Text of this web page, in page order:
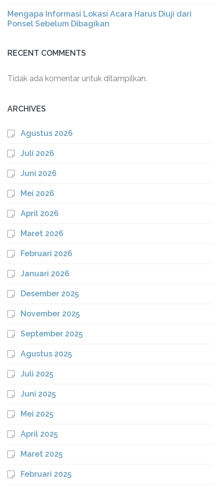
Mengapa Informasi Lokasi Acara Harus Diuji dari
Ponsel Sebelum Dibagikan
RECENT COMMENTS
Tidak ada komentar untuk ditampilkan.
ARCHIVES
Agustus 2026
Juli 2026
Juni 2026
Mei 2026
April 2026
Maret 2026
Februari 2026
Januari 2026
Desember 2025
November 2025
September 2025
Agustus 2025
Juli 2025
Juni 2025
Mei 2025
April 2025
Maret 2025
Februari 2025